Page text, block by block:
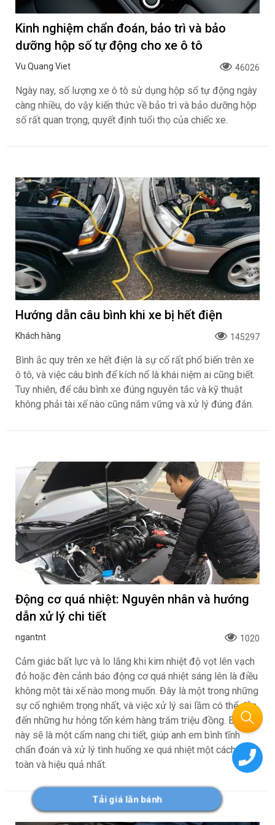
Kinh nghiệm chẩn đoán, bảo trì và bảo
dưỡng hộp số tự động cho xe ô tô
Vu Quang Viet 46026
Ngày nay, số lượng xe ô tô sử dụng hộp số tự động ngày
càng nhiều, do vậy kiến thức về bảo trì và bảo dưỡng hộp
số rất quan trọng, quyết định tuổi thọ của chiếc xe.
Hướng dẫn câu bình khi xe bị hết điện
Khách hàng 145297
Bình ắc quy trên xe hết điện là sự cố rất phổ biến trên xe
ô tô, và việc câu bình để kích nổ là khái niệm ai cũng biết.
Tuy nhiên, để câu bình xe đúng nguyên tắc và kỹ thuật
không phải tài xế nào cũng nắm vững và xử lý đúng đắn.
Động cơ quá nhiệt: Nguyên nhân và hướng
dẫn xử lý chi tiết
ngantnt 1020
Cảm giác bất lực và lo lắng khi kim nhiệt độ vọt lên vạch
đỏ hoặc đèn cảnh báo động cơ quá nhiệt sáng lên là điều
không một tài xế nào mong muốn. Đây là một trong những
sự cố nghiêm trọng nhất, và việc xử lý sai lầm có thể dẫn
đến những hư hỏng tốn kém hàng trăm triệu đồng. Bài viết
này sẽ là một cẩm nang chi tiết, giúp anh em bình tĩnh
chẩn đoán và xử lý tình huống xe quá nhiệt một cách an
toàn và hiệu quả nhất.
Tải giá lăn bánh